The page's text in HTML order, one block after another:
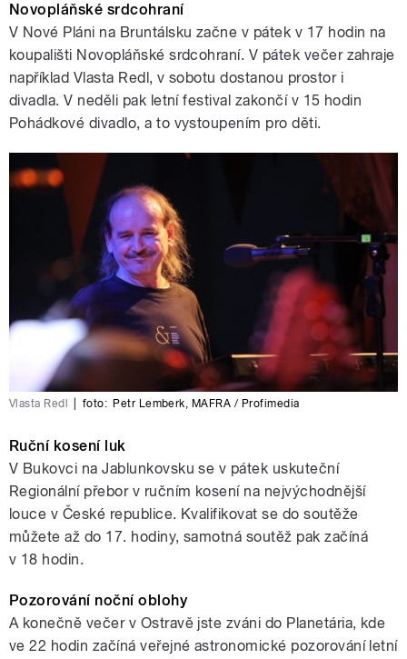
Novopláňské srdcohraní
V Nové Pláni na Bruntálsku začne v pátek v 17 hodin na
koupališti Novopláňské srdcohraní. V pátek večer zahraje
například Vlasta Redl, v sobotu dostanou prostor i
divadla. V neděli pak letní festival zakončí v 15 hodin
Pohádkové divadlo, a to vystoupením pro děti.
Vlasta Redl foto: Petr Lemberk, MAFRA / Profimedia
Ruční kosení luk
V Bukovci na Jablunkovsku se v pátek uskuteční
Regionální přebor v ručním kosení na nejvýchodnější
louce v České republice. Kvalifikovat se do soutěže
můžete až do 17. hodiny, samotná soutěž pak začíná
v 18 hodin.
Pozorování noční oblohy
A konečně večer v Ostravě jste zváni do Planetária, kde
ve 22 hodin začíná veřejné astronomické pozorování letní